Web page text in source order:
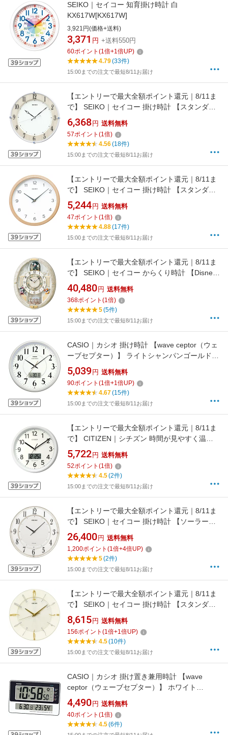
SEIKO｜セイコー 知育掛け時計 白
KX617W[KX617W]
3,921円(価格+送料)
3,371 円 +送料550円
60ポイント (1倍+1倍UP)
4.79(33件)
15:00までの注文で最短8/11お届け
【エントリーで最大全額ポイント還元｜8/11ま
で】 SEIKO｜セイコー 掛け時計 【スタンダー
ド】 白パール KX242B [電波自動受信機能有]
6,368 円 送料無料
57ポイント (1倍)
4.56(18件)
15:00までの注文で最短8/11お届け
【エントリーで最大全額ポイント還元｜8/11ま
で】 SEIKO｜セイコー 掛け時計 【スタンダー
ド】 天然色木地 KX267B [電波自動受信機能有]
5,244 円 送料無料
47ポイント (1倍)
4.88(17件)
15:00までの注文で最短8/11お届け
【エントリーで最大全額ポイント還元｜8/11ま
で】 SEIKO｜セイコー からくり時計 【Disney
Time（ディズニータイム）ミッキー&フレン
ズ】 白マーブル模様 FW580W [電波自動受信機
能有][FW580W]
40,480 円 送料無料
368ポイント (1倍)
5(5件)
15:00までの注文で最短8/11お届け
CASIO｜カシオ 掛け時計 【wave ceptor（ウェ
ーブセプター）】 ライトシャンパンゴールド
IC1001J9JF [電波自動受信機能有][IC1001J9JF]
5,039 円 送料無料
90ポイント (1倍+1倍UP)
4.67(15件)
15:00までの注文で最短8/11お届け
【エントリーで最大全額ポイント還元｜8/11ま
で】 CITIZEN｜シチズン 時間が見やすく温
度・湿度もわかる 液晶付きの電波掛時計 白
8FYA05-003 [電波自動受信機能有]
5,722 円 送料無料
52ポイント (1倍)
4.5(2件)
15:00までの注文で最短8/11お届け
【エントリーで最大全額ポイント還元｜8/11ま
で】 SEIKO｜セイコー 掛け時計 【ソーラープ
ラス】 白マーブル模様 SF506W [電波自動受信
機能有]
26,400 円 送料無料
1,200ポイント (1倍+4倍UP)
5(2件)
15:00までの注文で最短8/11お届け
【エントリーで最大全額ポイント還元｜8/11ま
で】 SEIKO｜セイコー 掛け時計 【スタンダー
ド】 クリーム KX214C [電波自動受信機能有]
8,615 円 送料無料
156ポイント (1倍+1倍UP)
4.5(10件)
15:00までの注文で最短8/11お届け
CASIO｜カシオ 掛け置き兼用時計 【wave
ceptor（ウェーブセプター）】 ホワイト
IDL170J7JF [電波自動受信機能有]
4,490 円 送料無料
40ポイント (1倍)
4.5(6件)